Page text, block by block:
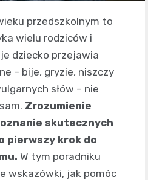
przedszkolnym to
wielu rodziców i
dziecko przejawia
– bije, gryzie, niszczy
słów – nie
Zrozumienie
skutecznych
pierwszy krok do
W tym poradniku
wskazówki, jak pomóc